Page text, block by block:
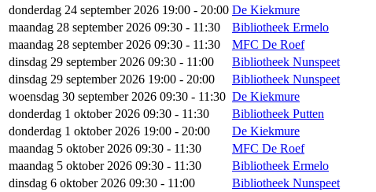
donderdag 24 september 2026 19:00 - 20:00 De Kiekmure
maandag 28 september 2026 09:30 - 11:30
Bibliotheek Ermelo
maandag 28 september 2026 09:30 - 11:30
MFC De Roef
dinsdag 29 september 2026 09:30 - 11:00
Bibliotheek Nunspeet
dinsdag 29 september 2026 19:00 - 20:00
Bibliotheek Nunspeet
woensdag 30 september 2026 09:30 - 11:30 De Kiekmure
donderdag 1 oktober 2026 09:30 - 11:30
Bibliotheek Putten
donderdag 1 oktober 2026 19:00 - 20:00
De Kiekmure
maandag 5 oktober 2026 09:30 - 11:30
MFC De Roef
maandag 5 oktober 2026 09:30 - 11:30
Bibliotheek Ermelo
dinsdag 6 oktober 2026 09:30 - 11:00
Bibliotheek Nunspeet